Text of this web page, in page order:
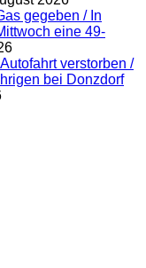
gegeben / In
eine 49-
verstorben /
bei Donzdorf